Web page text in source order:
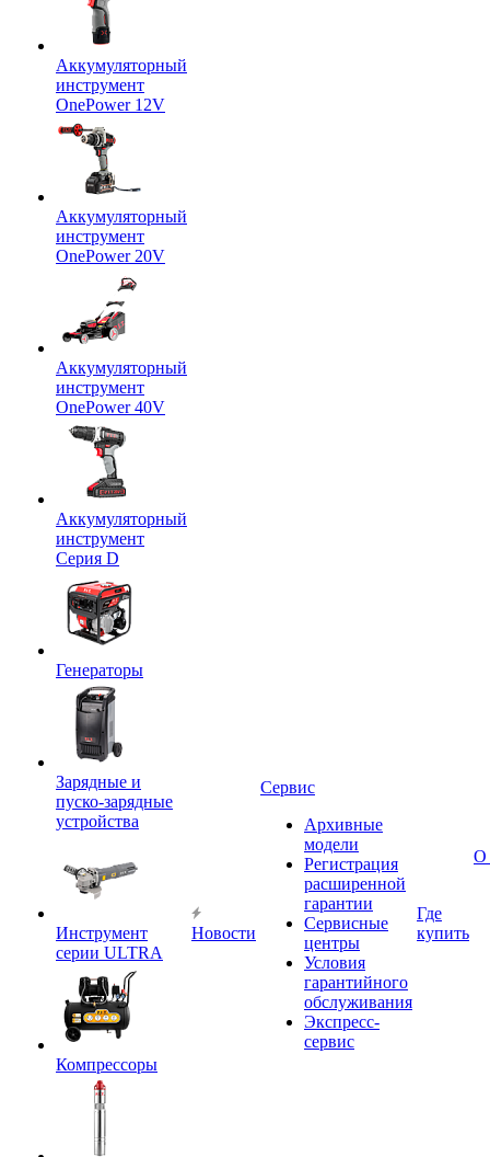
Аккумуляторный
инструмент
OnePower 12V
Аккумуляторный
инструмент
OnePower 20V
Аккумуляторный
инструмент
OnePower 40V
Аккумуляторный
инструмент
Серия D
Генераторы
Зарядные и
пуско-зарядные
устройства
Инструмент
серии ULTRA
Компрессоры
Новости
Сервис
Архивные
модели
Регистрация
расширенной
гарантии
Сервисные
центры
Условия
гарантийного
обслуживания
Экспресс-
сервис
Где
купить
О